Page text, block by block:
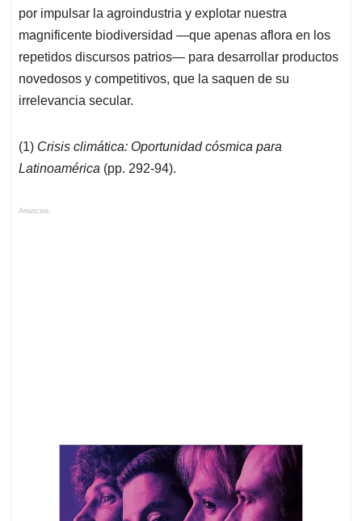
por impulsar la agroindustria y explotar nuestra
magnificente biodiversidad —que apenas aflora en los
repetidos discursos patrios— para desarrollar productos
novedosos y competitivos, que la saquen de su
irrelevancia secular.
(1) Crisis climática: Oportunidad cósmica para
Latinoamérica (pp. 292-94).
Anuncios.